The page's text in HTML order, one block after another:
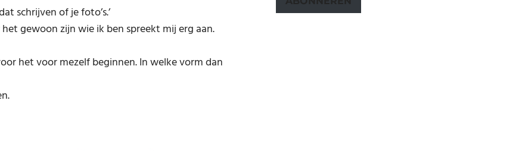
schrijven of je foto’s.’
gewoon zijn wie ik ben spreekt mij erg aan.
het voor mezelf beginnen. In welke vorm dan